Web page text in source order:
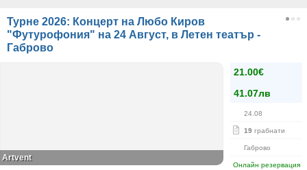
Турне 2026: Концерт на Любо Киров
"Футурофония" на 24 Август, в Летен театър -
Габрово
21.00€
41.07лв
24.08
19 грабнати
Габрово
Онлайн резервация
Artvent